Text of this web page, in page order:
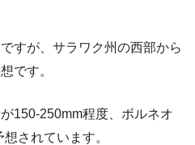
すが、サラワク州の西部から
です。
150-250mm程度、ボルネオ
されています。